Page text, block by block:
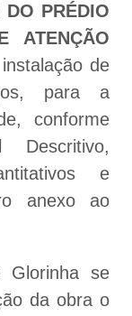
DO PRÉDIO
ATENÇÃO
de
para a
conforme
Descritivo,
e
anexo ao
Glorinha se
da obra o